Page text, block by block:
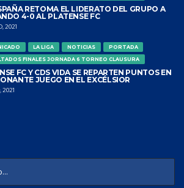
RETOMA EL LIDERATO DEL GRUPO A
4-0 AL PLATENSE FC
2021
LA LIGA NOTICIAS
PORTADA
FINALES JORNADA 6 TORNEO CLAUSURA
FC Y CDS VIDA SE REPARTEN PUNTOS EN
JUEGO EN EL EXCÉLSIOR
2021